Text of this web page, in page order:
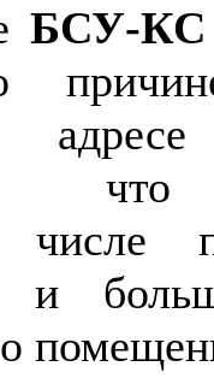
БСУ-КС
и